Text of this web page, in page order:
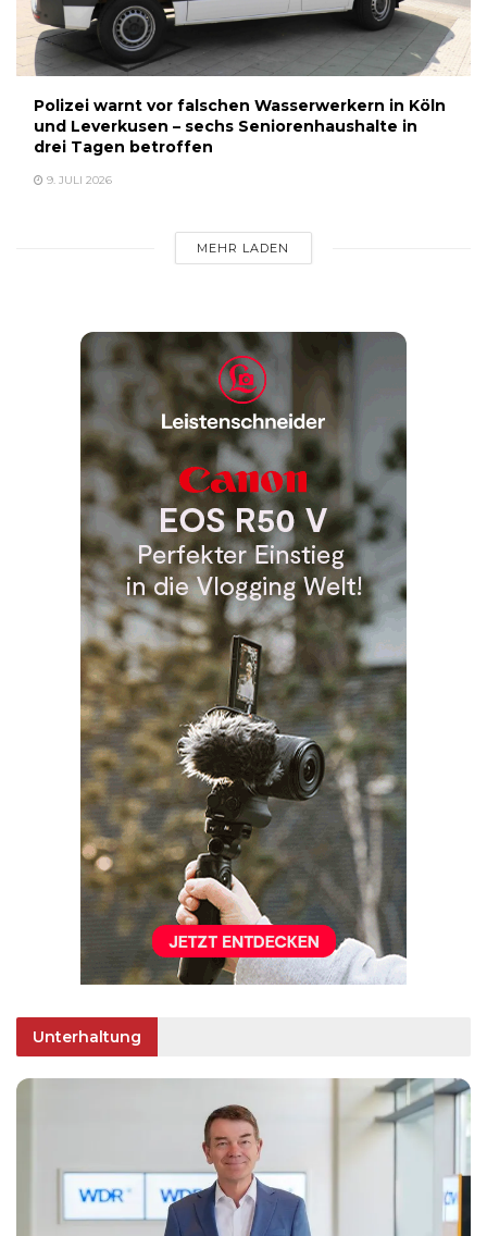
Polizei warnt vor falschen Wasserwerkern in Köln
und Leverkusen – sechs Seniorenhaushalte in
drei Tagen betroffen
9. JULI 2026
MEHR LADEN
Unterhaltung